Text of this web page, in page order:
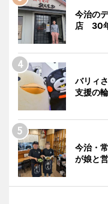
今治の
店 30
バリィ
支援の輪
今治・
が娘と